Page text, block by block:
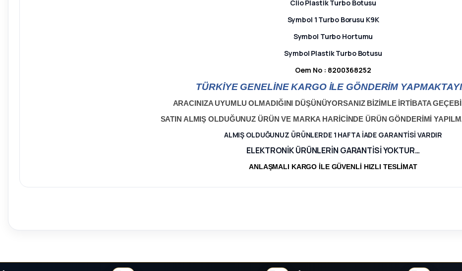
Clio Plastik Turbo Botusu
Symbol 1 Turbo Borusu K9K
Symbol Turbo Hortumu
Symbol Plastik Turbo Botusu
Oem No : 8200368252
TÜRKİYE GENELİNE KARGO İLE GÖNDERİM
ARACINIZA UYUMLU OLMADIĞINI DÜŞÜNÜYORSANIZ BİZİMLE İRTİBATA
SATIN ALMIŞ OLDUĞUNUZ ÜRÜN VE MARKA HARİCİNDE ÜRÜN GÖNDERİMİ
ALMIŞ OLDUĞUNUZ ÜRÜNLERDE 1 HAFTA İADE GARANTİSİ VARDIR
ELEKTRONİK ÜRÜNLERİN GARANTİSİ YOKTUR…
ANLAŞMALI KARGO İLE GÜVENLİ HIZLI TESLİMAT